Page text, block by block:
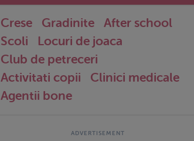
Crese Gradinite
After school
Scoli
Locuri de joaca
Club de petreceri
Activitati copii
Clinici medicale
Agentii bone